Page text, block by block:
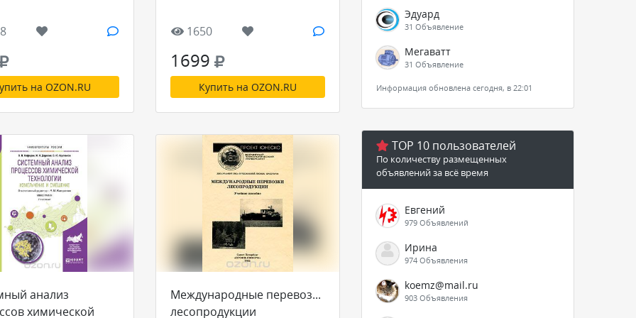
на OZON.RU
1650
1699
Купить на OZON.RU
анализ
химической
Международные перевозки
лесопродукции
Эдуард
31 Объявление
Мегаватт
31 Объявление
Информация обновлена сегодня, в 22:01
TOP 10 пользователей
По количеству размещенных
объявлений за всё время
Евгений
979 Объявлений
Ирина
974 Объявления
koemz@mail.ru
903 Объявления